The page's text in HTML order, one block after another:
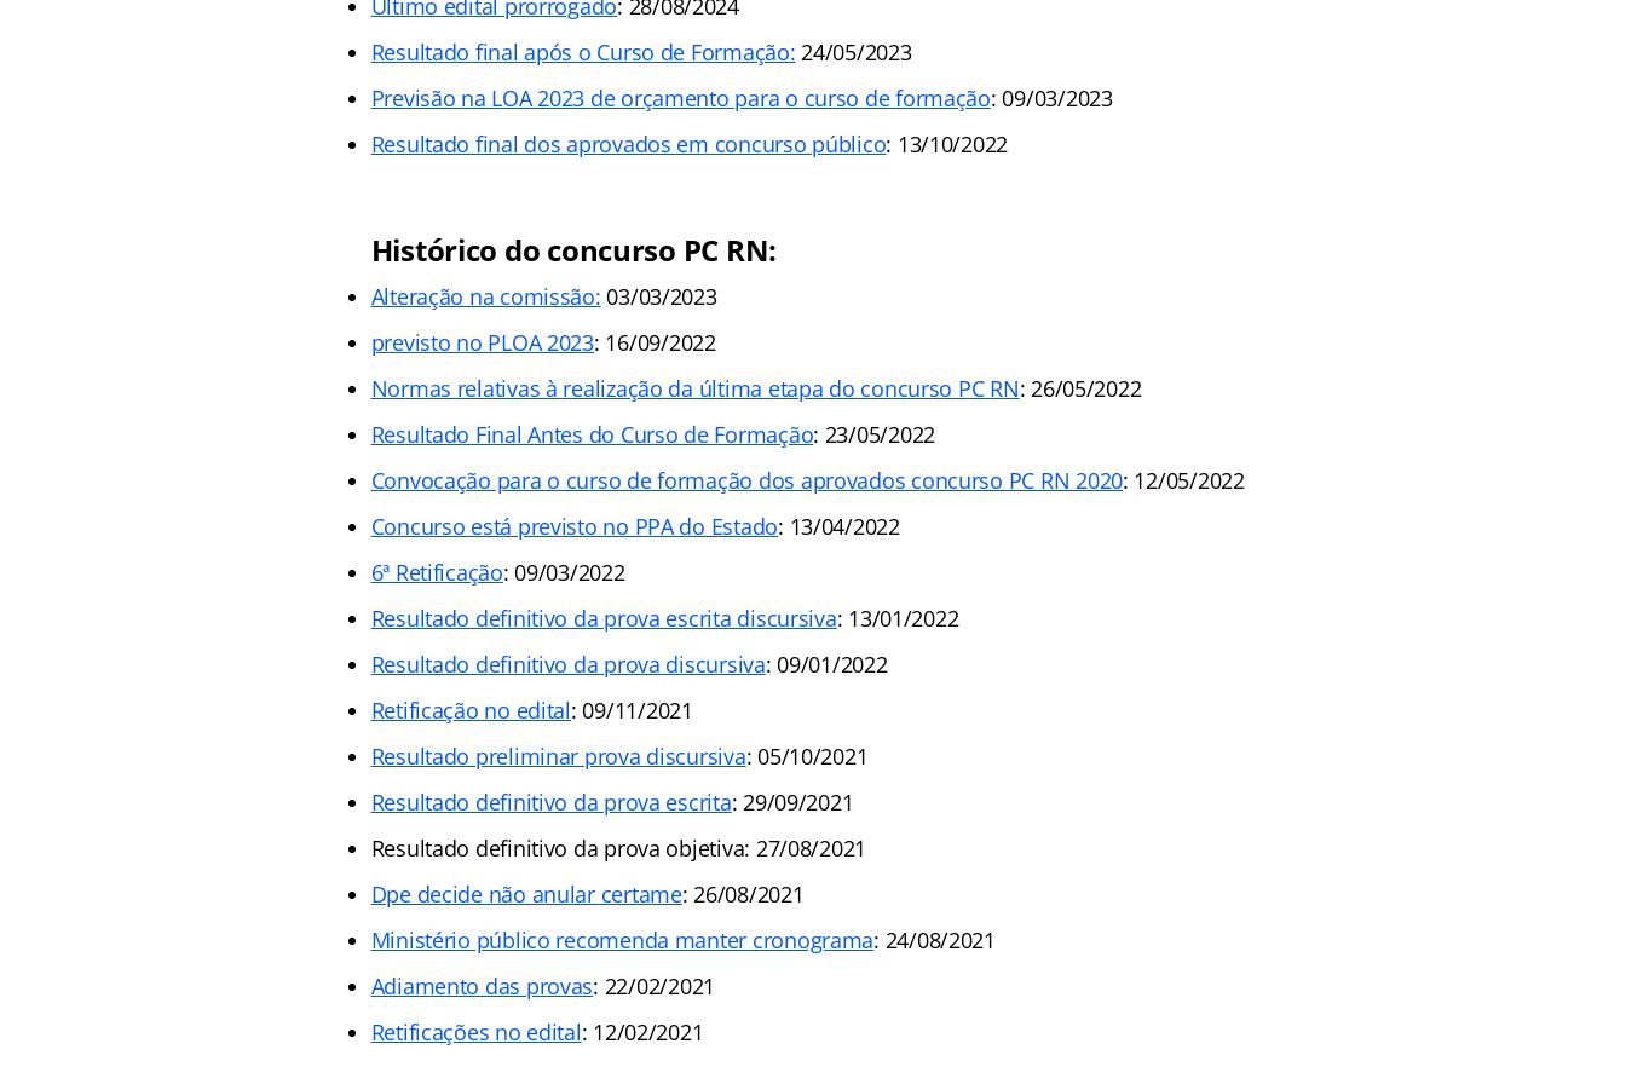
Último edital prorrogado: 28/08/2024
Resultado final após o Curso de Formação: 24/05/2023
Previsão na LOA 2023 de orçamento para o curso de formação: 09/03/2023
Resultado final dos aprovados em concurso público: 13/10/2022
Histórico do concurso PC RN:
Alteração na comissão: 03/03/2023
previsto no PLOA 2023: 16/09/2022
Normas relativas à realização da última etapa do concurso PC RN: 26/05/2022
Resultado Final Antes do Curso de Formação: 23/05/2022
Convocação para o curso de formação dos aprovados concurso PC RN 2020: 12/05/2022
Concurso está previsto no PPA do Estado: 13/04/2022
6ª Retificação: 09/03/2022
Resultado definitivo da prova escrita discursiva: 13/01/2022
Resultado definitivo da prova discursiva: 09/01/2022
Retificação no edital: 09/11/2021
Resultado preliminar prova discursiva: 05/10/2021
Resultado definitivo da prova escrita: 29/09/2021
Resultado definitivo da prova objetiva: 27/08/2021
Dpe decide não anular certame: 26/08/2021
Ministério público recomenda manter cronograma: 24/08/2021
Adiamento das provas: 22/02/2021
Retificações no edital: 12/02/2021